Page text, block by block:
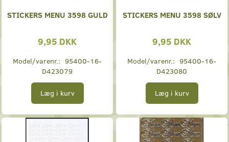
STICKERS MENU 3598 GULD
9,95 DKK
Model/varenr.: 95400-16-
D423079
Læg i kurv
STICKERS MENU 3598 SØLV
9,95 DKK
Model/varenr.: 95400-16-
D423080
Læg i kurv